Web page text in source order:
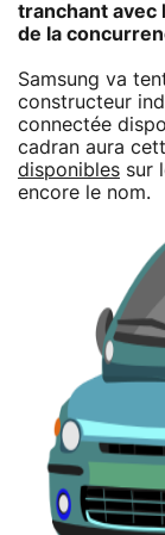
tranchant avec
de la
Samsung va
constructeur
connectée
cadran aura
disponibles sur
encore le nom.